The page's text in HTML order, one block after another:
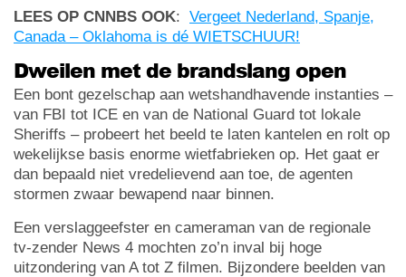
LEES OP CNNBS OOK: Vergeet Nederland, Spanje,
Canada – Oklahoma is dé WIETSCHUUR!
Dweilen met de brandslang open
Een bont gezelschap aan wetshandhavende instanties –
van FBI tot ICE en van de National Guard tot lokale
Sheriffs – probeert het beeld te laten kantelen en rolt op
wekelijkse basis enorme wietfabrieken op. Het gaat er
dan bepaald niet vredelievend aan toe, de agenten
stormen zwaar bewapend naar binnen.
Een verslaggeefster en cameraman van de regionale
tv-zender News 4 mochten zo’n inval bij hoge
uitzondering van A tot Z filmen. Bijzondere beelden van